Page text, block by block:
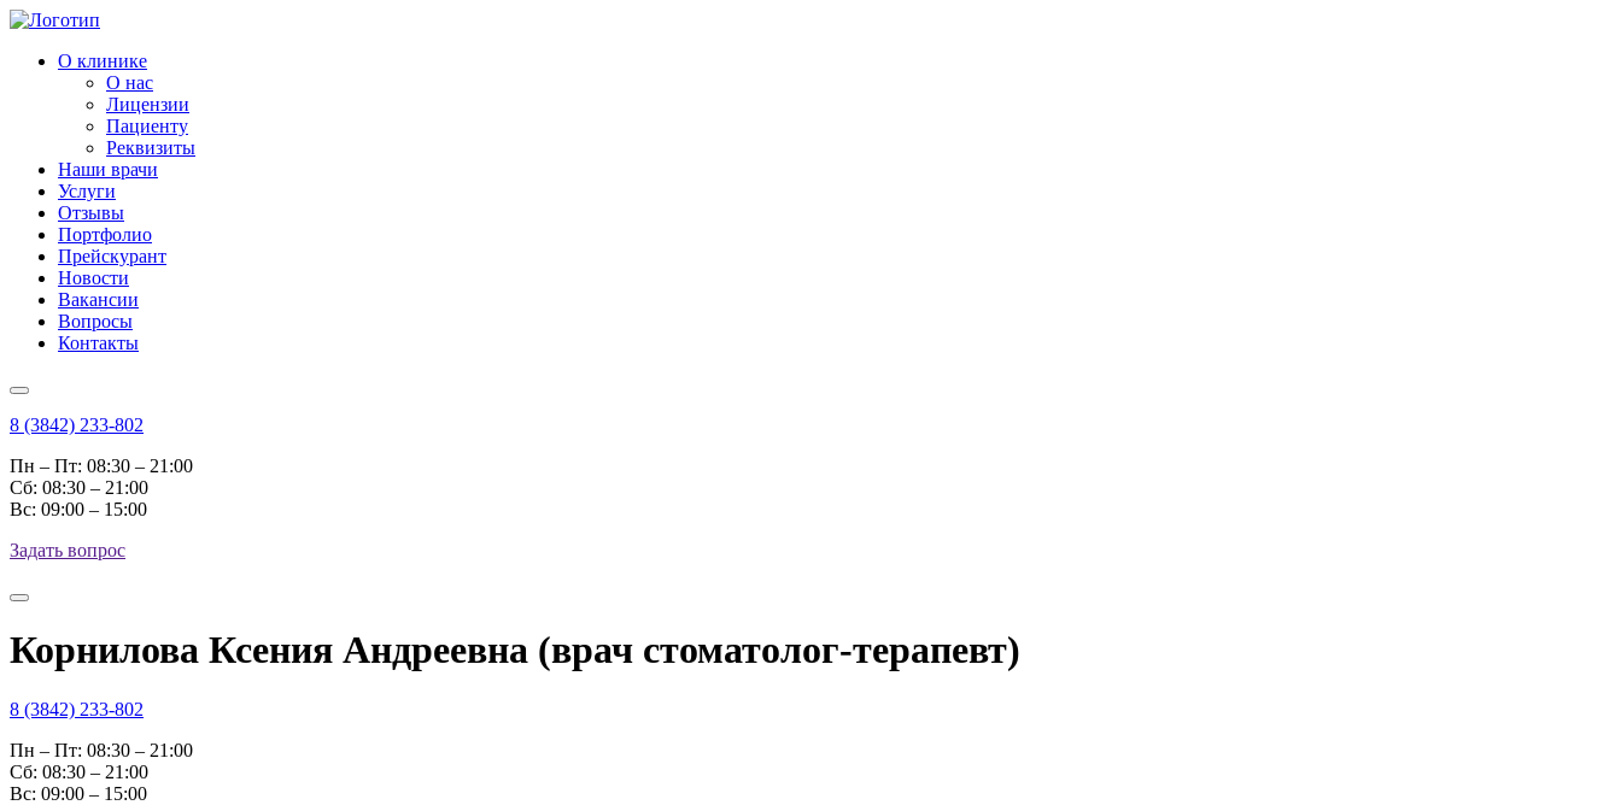
О клинике
О нас
Лицензии
Пациенту
Реквизиты
Наши врачи
Услуги
Отзывы
Портфолио
Прейскурант
Новости
Вакансии
Вопросы
Контакты
8 (3842) 233-802
Пн – Пт: 08:30 – 21:00
Cб: 08:30 – 21:00
Вс: 09:00 – 15:00
Задать вопрос
Корнилова Ксения Андреевна (врач стоматолог-терапевт)
8 (3842) 233-802
Пн – Пт: 08:30 – 21:00
Cб: 08:30 – 21:00
Вс: 09:00 – 15:00